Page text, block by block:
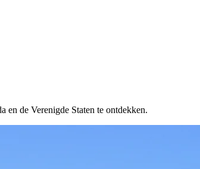
en de Verenigde Staten te ontdekken.